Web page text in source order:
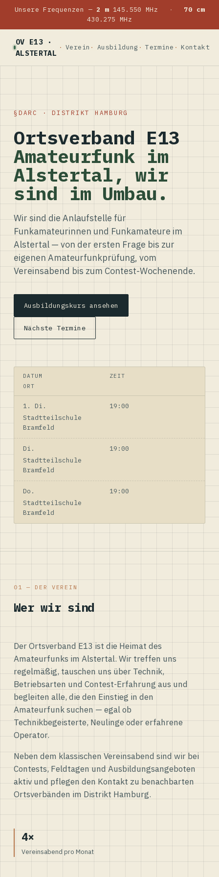
Unsere Frequenzen — 2 m145.550 MHz ·
70 cm
430.275 MHz
OV E13 ·
ALSTERTAL
Verein Ausbildung Termine Kontakt
DARC · DISTRIKT HAMBURG
Ortsverband E13
Amateurfunk im
Alstertal, wir
sind im Umbau.
Wir sind die Anlaufstelle für
Funkamateurinnen und Funkamateure im
Alstertal — von der ersten Frage bis zur
eigenen Amateurfunkprüfung, vom
Vereinsabend bis zum Contest-Wochenende.
Ausbildungskurs ansehen
Nächste Termine
DATUM
ZEIT
ORT
1. Di.
19:00
Stadtteilschule
Bramfeld
Di.
19:00
Stadtteilschule
Bramfeld
Do.
19:00
Stadtteilschule
Bramfeld
01 — DER VEREIN
Wer wir sind
Der Ortsverband E13 ist die Heimat des
Amateurfunks im Alstertal. Wir treffen uns
regelmäßig, tauschen uns über Technik,
Betriebsarten und Contest-Erfahrung aus und
begleiten alle, die den Einstieg in den
Amateurfunk suchen — egal ob
Technikbegeisterte, Neulinge oder erfahrene
Operator.
Neben dem klassischen Vereinsabend sind wir bei
Contests, Feldtagen und Ausbildungsangeboten
aktiv und pflegen den Kontakt zu benachbarten
Ortsverbänden im Distrikt Hamburg.
4×
Vereinsabend pro Monat